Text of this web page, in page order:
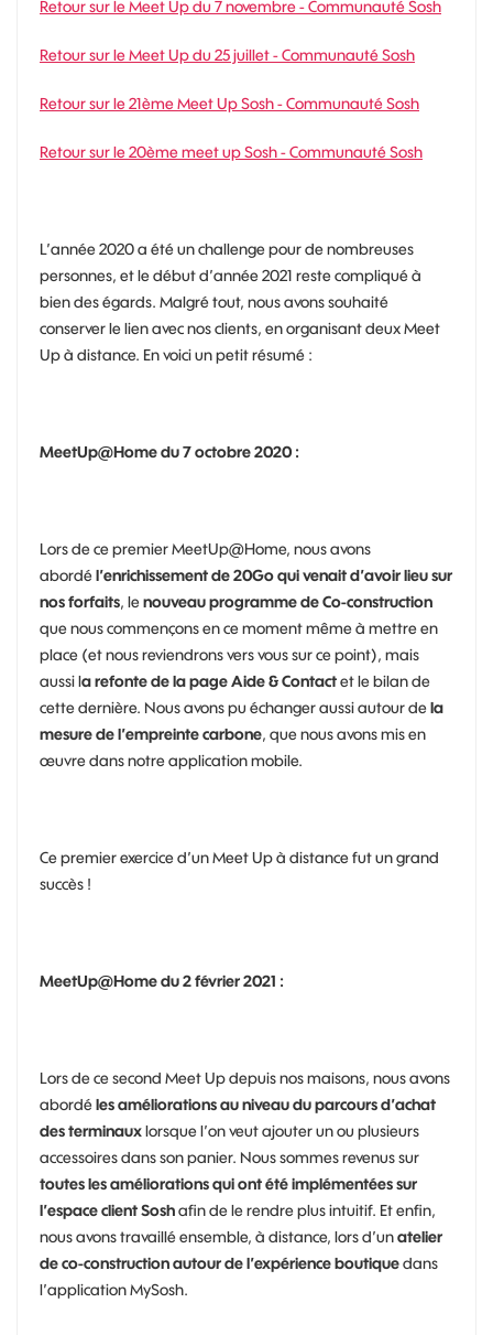
Retour sur le Meet Up du 7 novembre - Communauté Sosh
Retour sur le Meet Up du 25 juillet - Communauté Sosh
Retour sur le 21ème Meet Up Sosh - Communauté Sosh
Retour sur le 20ème meet up Sosh - Communauté Sosh
L’année 2020 a été un challenge pour de nombreuses
personnes, et le début d’année 2021 reste compliqué à
bien des égards. Malgré tout, nous avons souhaité
conserver le lien avec nos clients, en organisant deux Meet
Up à distance. En voici un petit résumé :
MeetUp@Home du 7 octobre 2020 :
Lors de ce premier MeetUp@Home, nous avons
abordél’enrichissement de 20Go qui venait d’avoir lieu sur
nos forfaits, lenouveau programme de Co-construction
que nous commençons en ce moment même à mettre en
place (et nous reviendrons vers vous sur ce point), mais
aussi la refonte de la page Aide & Contactet le bilan de
cette dernière. Nous avons pu échanger aussi autour dela
mesure de l’empreinte carbone, que nous avons mis en
œuvre dans notre application mobile.
Ce premier exercice d’un Meet Up à distance fut un grand
succès !
MeetUp@Home du 2 février 2021 :
Lors de ce second Meet Up depuis nos maisons, nous avons
abordéles améliorations au niveau du parcours d’achat
des terminauxlorsque l’on veut ajouter un ou plusieurs
accessoires dans son panier. Nous sommes revenus sur
toutes les améliorations qui ont été implémentées sur
l’espace client Soshafin de le rendre plus intuitif. Et enfin,
nous avons travaillé ensemble, à distance, lors d’unatelier
de co-construction autour de l’expérience boutiquedans
l’application MySosh.